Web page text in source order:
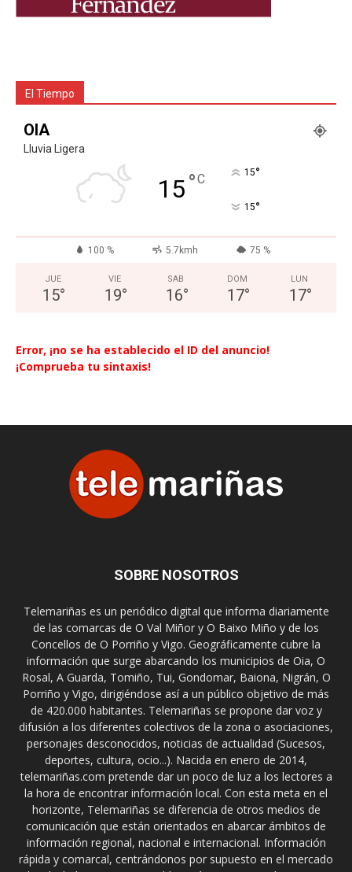
El Tiempo
OIA
Lluvia Ligera
15°C 15°
15°
100 % 5.7kmh 75 %
JUE
15°
VIE
19°
SAB
16°
DOM
17°
LUN
17°
Error, ¡no se ha establecido el ID del anuncio!
¡Comprueba tu sintaxis!
SOBRE NOSOTROS
Telemariñas es un periódico digital que informa diariamente
de las comarcas de O Val Miñor y O Baixo Miño y de los
Concellos de O Porriño y Vigo. Geográficamente cubre la
información que surge abarcando los municipios de Oia, O
Rosal, A Guarda, Tomiño, Tui, Gondomar, Baiona, Nigrán, O
Porriño y Vigo, dirigiéndose así a un público objetivo de más
de 420.000 habitantes. Telemariñas se propone dar voz y
difusión a los diferentes colectivos de la zona o asociaciones,
personajes desconocidos, noticias de actualidad (Sucesos,
deportes, cultura, ocio...). Nacida en enero de 2014,
telemariñas.com pretende dar un poco de luz a los lectores a
la hora de encontrar información local. Con esta meta en el
horizonte, Telemariñas se diferencia de otros medios de
comunicación que están orientados en abarcar ámbitos de
información regional, nacional e internacional. Información
rápida y comarcal, centrándonos por supuesto en el mercado